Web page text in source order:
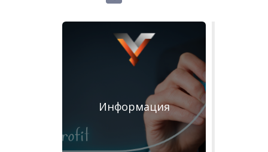
Информация